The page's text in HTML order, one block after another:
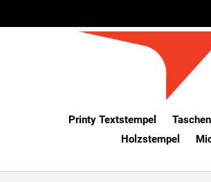
Printy Textstempel
Holzstempel